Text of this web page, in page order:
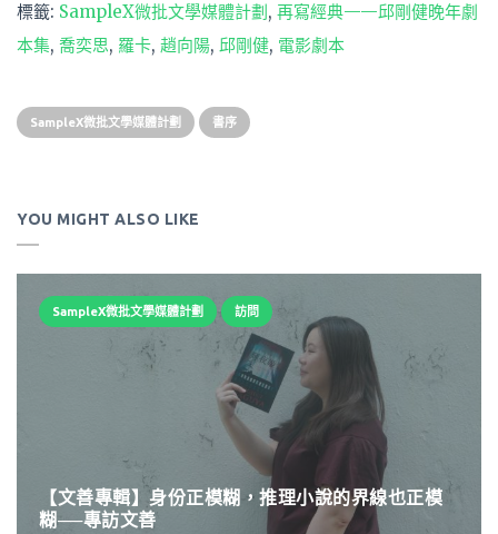
標籤: SampleX微批文學媒體計劃, 再寫經典——邱剛健晚年劇
本集, 喬奕思, 羅卡, 趙向陽, 邱剛健, 電影劇本
SampleX微批文學媒體計劃 書序
YOU MIGHT ALSO LIKE
SampleX微批文學媒體計劃 訪問
【文善專輯】身份正模糊，推理小說的界線也正模
糊──專訪文善